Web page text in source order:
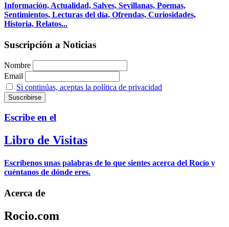
Información, Actualidad, Salves, Sevillanas, Poemas,
Sentimientos, Lecturas del día, Ofrendas, Curiosidades,
Historia, Relatos...
Suscripción a Noticias
Nombre
Email
Si continúas, aceptas la política de privacidad
Escribe en el
Libro de Visitas
Escríbenos unas palabras de lo que sientes acerca del Rocío y
cuéntanos de dónde eres.
Acerca de
Rocio.com